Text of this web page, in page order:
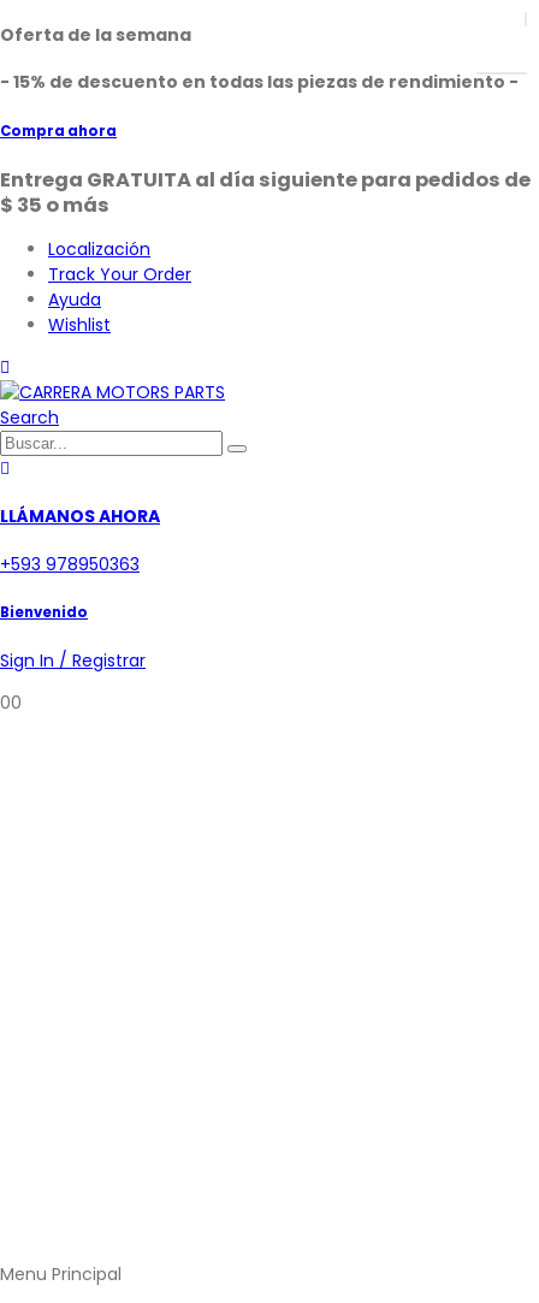
Oferta de la semana
- 15% de descuento en todas las piezas de rendimiento -
Compra ahora
Entrega GRATUITA al día siguiente para pedidos de
$ 35 o más
Localización
Track Your Order
Ayuda
Wishlist
Search
LLÁMANOS AHORA
+593 978950363
Bienvenido
Sign In / Registrar
00
Menu Principal